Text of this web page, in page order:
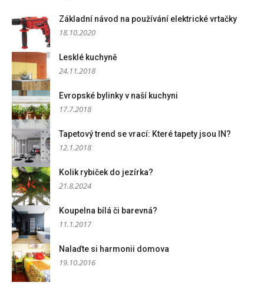
Základní návod na používání elektrické vrtačky
18.10.2020
Lesklé kuchyně
24.11.2018
Evropské bylinky v naší kuchyni
17.7.2018
Tapetový trend se vrací: Které tapety jsou IN?
12.1.2018
Kolik rybiček do jezírka?
21.8.2024
Koupelna bílá či barevná?
11.1.2017
Nalaďte si harmonii domova
19.10.2016